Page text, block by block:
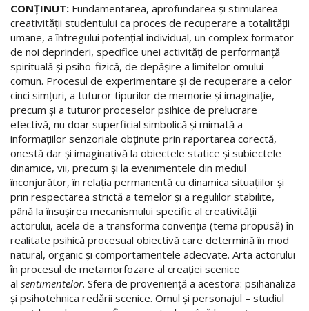
CONŢINUT: Fundamentarea, aprofundarea şi stimularea
creativităţii studentului ca proces de recuperare a totalităţii
umane, a întregului potenţial individual, un complex formator
de noi deprinderi, specifice unei activităţi de performanţă
spirituală şi psiho-fizică, de depăşire a limitelor omului
comun. Procesul de experimentare şi de recuperare a celor
cinci simţuri, a tuturor tipurilor de memorie şi imaginaţie,
precum şi a tuturor proceselor psihice de prelucrare
efectivă, nu doar superficial simbolică şi mimată a
informaţiilor senzoriale obţinute prin raportarea corectă,
onestă dar şi imaginativă la obiectele statice şi subiectele
dinamice, vii, precum şi la evenimentele din mediul
înconjurător, în relaţia permanentă cu dinamica situaţiilor şi
prin respectarea strictă a temelor şi a regulilor stabilite,
până la însuşirea mecanismului specific al creativităţii
actorului, acela de a transforma convenţia (tema propusă) în
realitate psihică procesual obiectivă care determină în mod
natural, organic şi comportamentele adecvate. Arta actorului
în procesul de metamorfozare al creaţiei scenice
al sentimentelor. Sfera de provenienţă a acestora: psihanaliza
şi psihotehnica redării scenice. Omul şi personajul – studiul